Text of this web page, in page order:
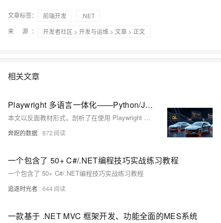
文章标签： 前端开发
.NET
来 源：
开发者社区 > 开发与运维 > 文章 > 正文
相关文章
Playwright 多语言一体化——Python/Java/.NET 全栈采集实战
本文以反面教材形式，剖析了在使用 Playwright 爬取懂车帝车友圈问答数据时常见的配置错误（如未设置代理、Cookie 和 User-Agent），并提供了 Python、Java 和 .NET 三种语言的修复代码示例。通过错误示例 → 问题剖析 → 修复过程 → 总结教训的完整流程，帮助读者掌握如何正确配置爬虫代理及其它必要参数，避免 IP 封禁和反爬检测，实现高效数据采集与分析。
奔跑的数据 872
一个包含了 50+ C#/.NET编程技巧实战练习教程
一个包含了 50+ C#/.NET编程技巧实战练习教程
追逐时光者 644
一款基于 .NET MVC 框架开发、功能全面的MES系统